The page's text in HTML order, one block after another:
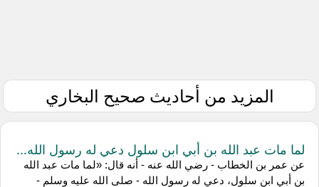
المزيد من أحاديث صحيح البخاري
لما مات عبد الله بن أبي ابن سلول دعي له رسول الله...
عن ‌عمر بن الخطاب - رضي الله عنه - أنه قال: «لما مات عبد الله
بن أبي ابن سلول، دعي له رسول الله - صلى الله عليه وسلم -